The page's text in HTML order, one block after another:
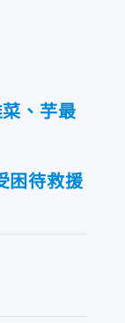
、芋最
困待救援